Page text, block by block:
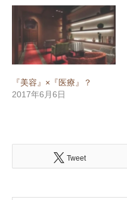
『美容』×『医療』？
2017年6月6日
Tweet